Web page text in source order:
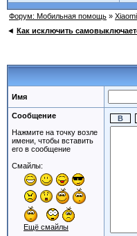
Форум: Мобильная помощь »
◄ Как исключить
Имя
Сообщение
Нажмите на точку возле
имени, чтобы вставить
его в сообщение
Смайлы:
Ещё смайлы